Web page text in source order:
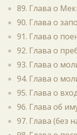
89. Глава о
90. Глава о
91. Глава о
92. Глава о
93. Глава о
94. Глава о
95. Глава о
96. Глава об
97. Глава (без